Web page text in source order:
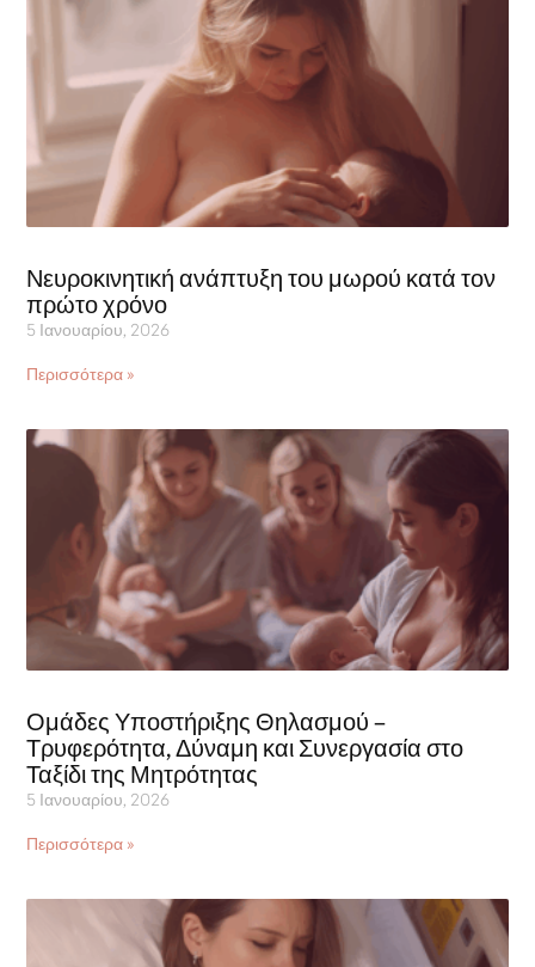
Νευροκινητική ανάπτυξη του μωρού κατά τον
πρώτο χρόνο
5 Ιανουαρίου, 2026
Περισσότερα »
Ομάδες Υποστήριξης Θηλασμού –
Τρυφερότητα, Δύναμη και Συνεργασία στο
Ταξίδι της Μητρότητας
5 Ιανουαρίου, 2026
Περισσότερα »